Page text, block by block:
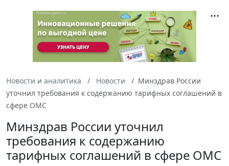
Новости и аналитика Новости
Минздрав России
уточнил требования к содержанию тарифных соглашений в
сфере ОМС
Минздрав России уточнил
требования к содержанию
тарифных соглашений в сфере ОМС